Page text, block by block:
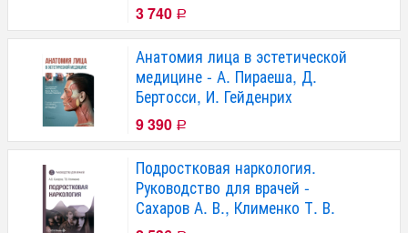
3 740 Р
Анатомия лица в эстетической
медицине - А. Пираеша, Д.
Бертосси, И. Гейденрих
9 390 Р
Подростковая наркология.
Руководство для врачей -
Сахаров А. В., Клименко Т. В.